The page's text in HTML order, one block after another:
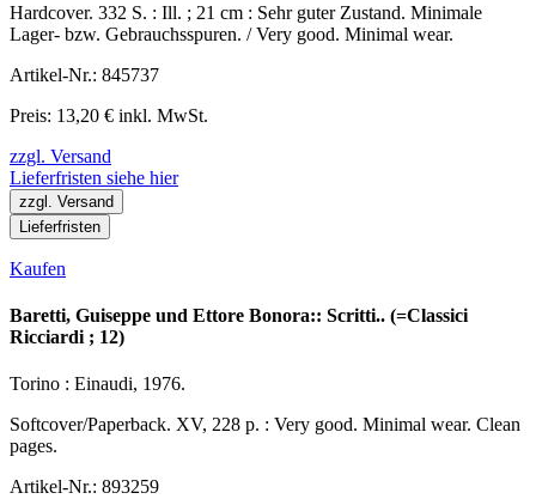
Hardcover. 332 S. : Ill. ; 21 cm : Sehr guter Zustand. Minimale
Lager- bzw. Gebrauchsspuren. / Very good. Minimal wear.
Artikel-Nr.: 845737
Preis: 13,20 € inkl. MwSt.
zzgl. Versand
Lieferfristen siehe hier
zzgl. Versand
Lieferfristen
Kaufen
Baretti, Guiseppe und Ettore Bonora:: Scritti.. (=Classici
Ricciardi ; 12)
Torino : Einaudi, 1976.
Softcover/Paperback. XV, 228 p. : Very good. Minimal wear. Clean
pages.
Artikel-Nr.: 893259